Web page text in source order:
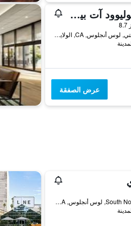
لندن ويست هوليوود آت بيفرلي هيلز
1020 شمال سان فيشنتي, لوس أنجلوس, CA, الولايات المتحدة الأميريكية
عرض الصفقة
605 South Normandie Avenue, لوس أنجلوس, CA, الولايات المتحدة الأميريكية